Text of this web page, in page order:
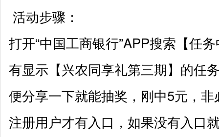
活动步骤：
打开“中国工商银行”APP搜索【任
有显示【兴农同享礼第三期】的任
便分享一下就能抽奖，刚中5元，
注册用户才有入口，如果没有入口